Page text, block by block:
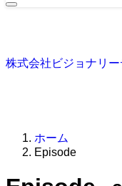
株式会社ビジョナリ
ホーム
Episode